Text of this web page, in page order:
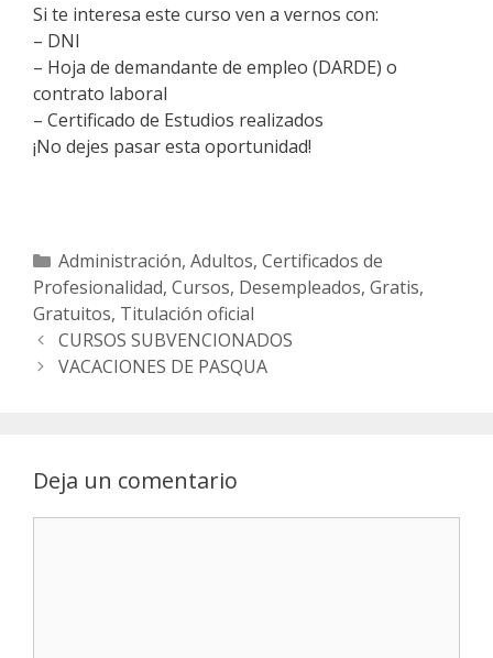
Si te interesa este curso ven a vernos con:
– DNI
– Hoja de demandante de empleo (DARDE) o
contrato laboral
– Certificado de Estudios realizados
¡No dejes pasar esta oportunidad!
Categorías
Administración, Adultos, Certificados de
Profesionalidad, Cursos, Desempleados, Gratis,
Gratuitos, Titulación oficial
Navegación
de
CURSOS SUBVENCIONADOS
VACACIONES DE PASQUA
Deja un comentario